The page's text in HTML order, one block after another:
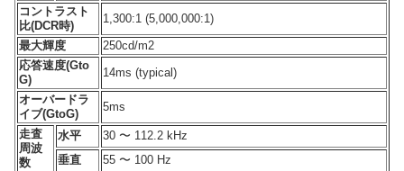
コントラスト
比(DCR時)
1,300:1 (5,000,000:1)
最大輝度
250cd/m2
応答速度(Gto
G)
14ms (typical)
オーバードラ
イブ(GtoG)
5ms
走査
周波
数
水平
30 〜 112.2 kHz
垂直
55 〜 100 Hz